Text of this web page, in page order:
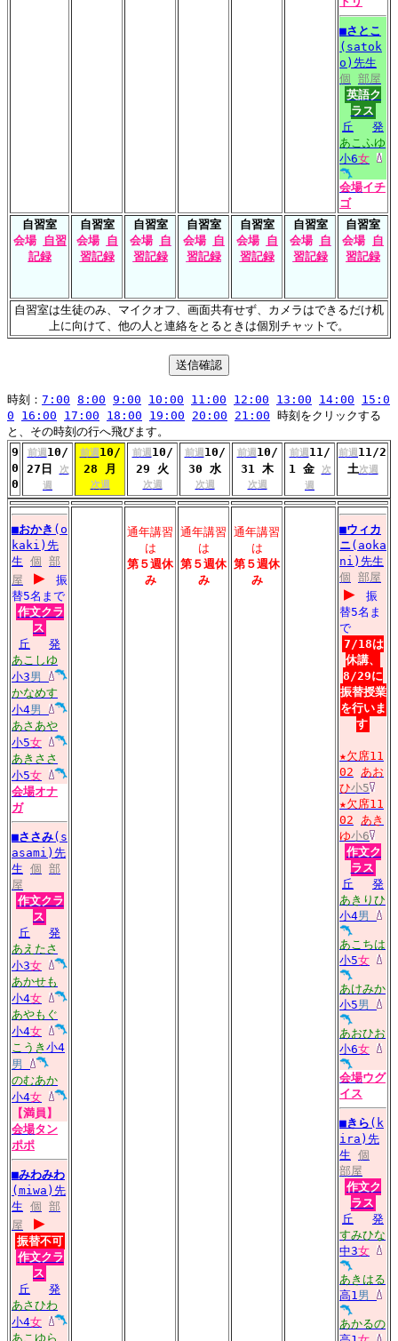
■さとこ
(satok
o)先生
個 部屋
英語ク
ラス
丘
発
あこふゆ
小6女
会場イチ
ゴ
自習室
会場 自習
記録
自習室
会場 自
習記録
自習室
会場 自
習記録
自習室
会場 自
習記録
自習室
会場 自
習記録
自習室
会場 自
習記録
自習室
会場 自
習記録
自習室は生徒のみ、マイクオフ、画面共有せず、カメラはできるだけ机
上に向けて、他の人と連絡をとるときは個別チャットで。
時刻： 7:00 8:00 9:00 10:00 11:00 12:00 13:00 14:00
15:0
0
16:00 17:00 18:00 19:00 20:00 21:00 時刻をクリックする
と、その時刻の行へ飛びます。
9
0
0
前週 10/
27日
次
週
前週 10/
28 月
次週
前週 10/
29 火
次週
前週 10/
30 水
次週
前週 10/
31 木
次週
前週 11/
1 金
次
週
前週 11/2
土次週
■おかき (o
kaki)先
生 個 部
屋
▶
振
替5名まで
作文クラ
ス
丘
発
あこしゆ
小3男
かなめす
小4男
あさあや
小5女
あきささ
小5女
会場オナ
ガ
■ささみ(s
asami)先
生 個 部
屋
作文クラ
ス
丘
発
あえたさ
小3女
あかせも
小4女
あやもぐ
小4女
こうき 小4
男
のむあか
小4女
【満員】
会場タン
ポポ
■みわみわ
(miwa)先
生 個 部
屋
▶
振替不可
作文クラ
ス
丘
発
あさひわ
小4女
あこゆら
通年講習
は
第５週休
み
通年講習
は
第５週休
み
通年講習
は
第５週休
み
■ウィカ
ニ(aoka
ni)先生
個 部屋
▶
振
替5名ま
で
7/18は
休講、
8/29に
振替授業
を行いま
す
★欠席11
02
あお
ひ小5
★欠席11
02
あき
ゆ小6
作文ク
ラス
丘
発
あきりひ
小4男
あこちは
小5女
あけみか
小5男
あおひお
小6女
会場ウグ
イス
■きら (k
ira)先
生 個
部屋
作文ク
ラス
丘
発
すみひな
中3女
あきはる
高1 男
あかるの